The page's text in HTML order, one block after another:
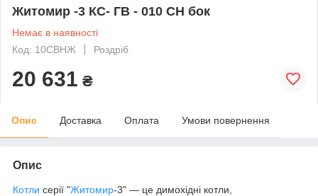
Житомир -3 КС- ГВ - 010 СН бок
Немає в наявності
Код: 10СВНЖ
Роздріб
20 631 ₴
Опис Доставка Оплата Умови повернення
Опис
Котли серії "Житомир-3" — це димохідні котли,